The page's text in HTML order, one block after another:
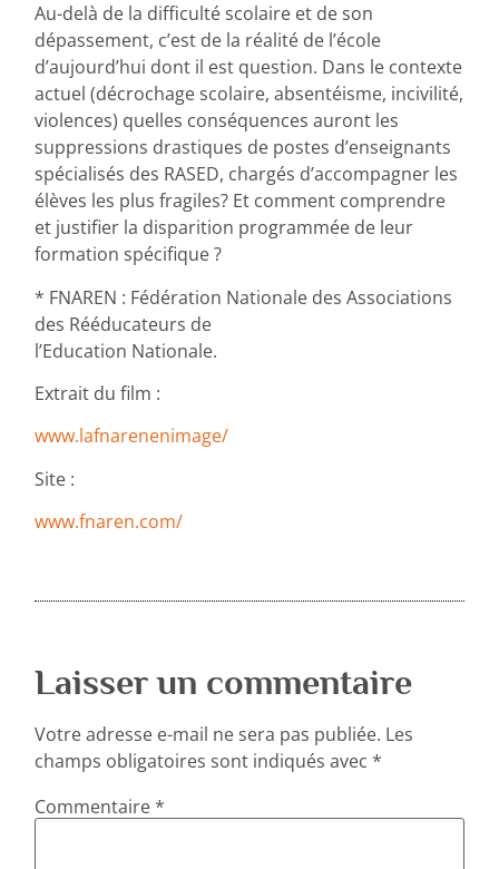
Au-delà de la difficulté scolaire et de son
dépassement, c’est de la réalité de l’école
d’aujourd’hui dont il est question. Dans le contexte
actuel (décrochage scolaire, absentéisme, incivilité,
violences) quelles conséquences auront les
suppressions drastiques de postes d’enseignants
spécialisés des RASED, chargés d’accompagner les
élèves les plus fragiles? Et comment comprendre
et justifier la disparition programmée de leur
formation spécifique ?
* FNAREN : Fédération Nationale des Associations
des Rééducateurs de
l’Education Nationale.
Extrait du film :
www.lafnarenenimage/
Site :
www.fnaren.com/
Laisser un commentaire
Votre adresse e-mail ne sera pas publiée. Les
champs obligatoires sont indiqués avec*
Commentaire*